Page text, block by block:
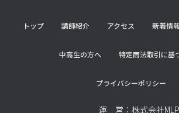
トップ 講師紹介 アクセス 新着情
中高生の方へ 特定商法取引に基
プライバシーポリシー
運 営：株式会社